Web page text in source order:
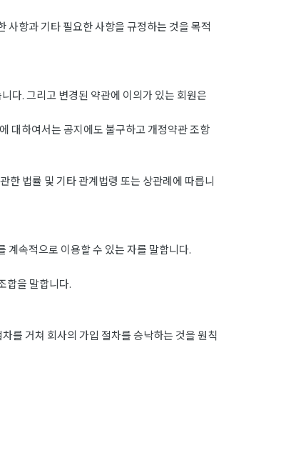
항과 기타 필요한 사항을 규정하는 것을 목적
다. 그리고 변경된 약관에 이의가 있는 회원은
대하여서는 공지에도 불구하고 개정약관 조항
한 법률 및 기타 관계법령 또는 상관례에 따릅니
속적으로 이용할 수 있는 자를 말합니다.
합을 말합니다.
를 거쳐 회사의 가입 절차를 승낙하는 것을 원칙